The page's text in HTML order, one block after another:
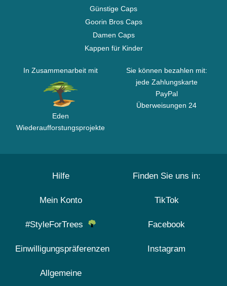
Günstige Caps
Goorin Bros Caps
Damen Caps
Kappen für Kinder
In Zusammenarbeit mit
Eden
Wiederaufforstungsprojekte
Sie können bezahlen mit:
jede Zahlungskarte
PayPal
Überweisungen 24
Hilfe
Mein Konto
#StyleForTrees
Einwilligungspräferenzen
Allgemeine
Finden Sie uns in:
TikTok
Facebook
Instagram